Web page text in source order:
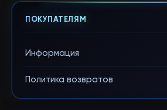
ПОКУПАТЕЛЯМ
Информация
Политика возвратов